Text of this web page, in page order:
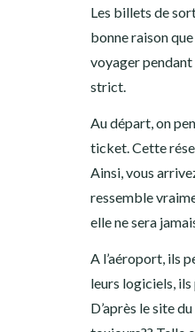
Les billets de
bonne raison
voyager
strict.
Au départ, on
ticket. Cette
Ainsi, vous
ressemble
elle ne sera
A l’aéroport, ils
leurs logiciels, ils
D’après le site du